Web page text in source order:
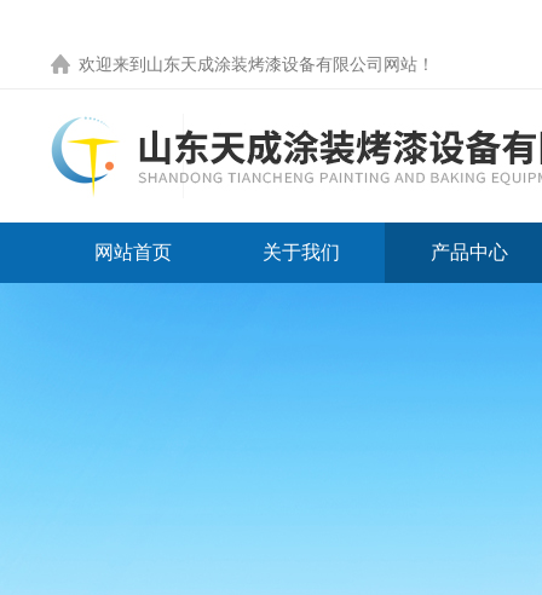
欢迎来到 山东天成涂装烤漆设备有限公司网站 ！
网站首页 关于我们 产品中心